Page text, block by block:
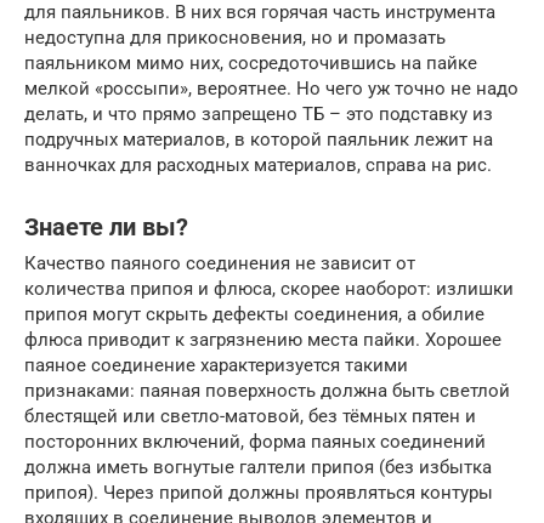
для паяльников. В них вся горячая часть инструмента
недоступна для прикосновения, но и промазать
паяльником мимо них, сосредоточившись на пайке
мелкой «россыпи», вероятнее. Но чего уж точно не надо
делать, и что прямо запрещено ТБ – это подставку из
подручных материалов, в которой паяльник лежит на
ванночках для расходных материалов, справа на рис.
Знаете ли вы?
Качество паяного соединения не зависит от
количества припоя и флюса, скорее наоборот: излишки
припоя могут скрыть дефекты соединения, а обилие
флюса приводит к загрязнению места пайки. Хорошее
паяное соединение характеризуется такими
признаками: паяная поверхность должна быть светлой
блестящей или светло-матовой, без тёмных пятен и
посторонних включений, форма паяных соединений
должна иметь вогнутые галтели припоя (без избытка
припоя). Через припой должны проявляться контуры
входящих в соединение выводов элементов и